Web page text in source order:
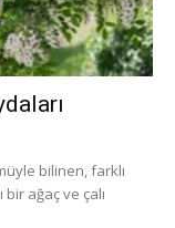
bilinen, farklı
ağaç ve çalı